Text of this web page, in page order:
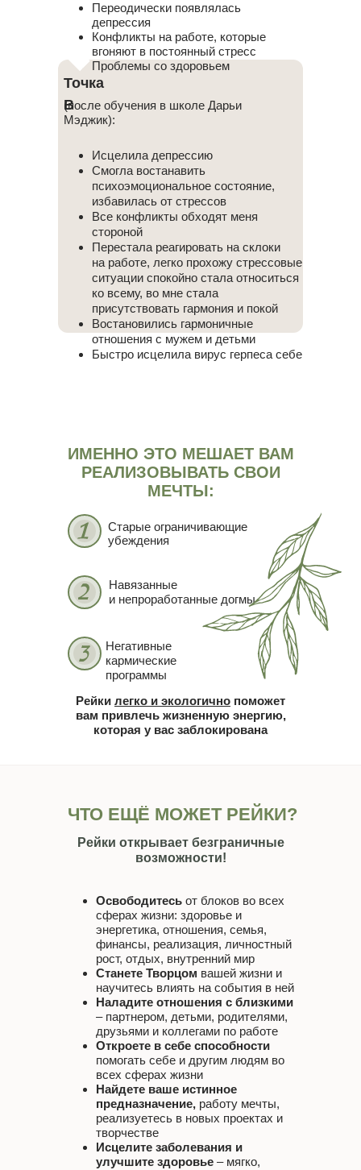
Переодически появлялась
депрессия
Конфликты на работе, которые
вгоняют в постоянный стресс
Проблемы со здоровьем
Точка
В
Исцелила депрессию
Смогла востанавить
психоэмоциональное состояние,
избавилась от стрессов
Все конфликты обходят меня
стороной
Перестала реагировать на склоки
на работе, легко прохожу стрессовые
ситуации спокойно стала относиться
ко всему, во мне стала
присутствовать гармония и покой
Востановились гармоничные
отношения с мужем и детьми
Быстро исцелила вирус герпеса себе
(после обучения в школе Дарьи
Мэджик):
ИМЕННО ЭТО МЕШАЕТ ВАМ
РЕАЛИЗОВЫВАТЬ СВОИ
МЕЧТЫ:
Рейки легко и экологично поможет
вам привлечь жизненную энергию,
которая у вас заблокирована
Старые ограничивающие
убеждения
Негативные
кармические
программы
Навязанные
и непроработанные догмы
ЧТО ЕЩЁ МОЖЕТ РЕЙКИ?
Рейки открывает безграничные
возможности!
Освободитесь от блоков во всех
сферах жизни: здоровье и
энергетика, отношения, семья,
финансы, реализация, личностный
рост, отдых, внутренний мир
Станете Творцом вашей жизни и
научитесь влиять на события в ней
Наладите отношения с близкими
– партнером, детьми, родителями,
друзьями и коллегами по работе
Откроете в себе способности
помогать себе и другим людям во
всех сферах жизни
Найдете ваше истинное
предназначение, работу мечты,
реализуетесь в новых проектах и
творчестве
Исцелите заболевания и
улучшите здоровье – мягко,